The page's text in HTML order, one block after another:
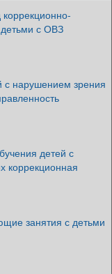
с ОВЗ
с нарушением зрения
детей с
коррекционная
занятия с детьми